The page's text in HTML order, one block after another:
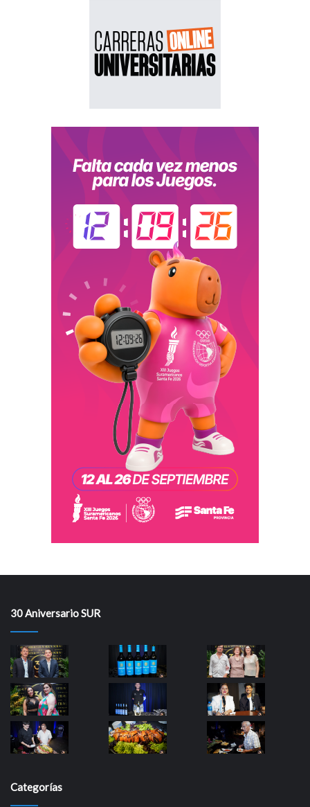
30 Aniversario SUR
Categorías